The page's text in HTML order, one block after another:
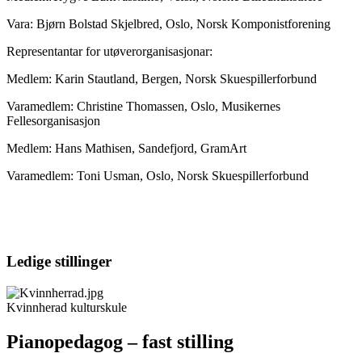
Vara: Bjørn Bolstad Skjelbred, Oslo, Norsk Komponistforening
Representantar for utøverorganisasjonar:
Medlem: Karin Stautland, Bergen, Norsk Skuespillerforbund
Varamedlem: Christine Thomassen, Oslo, Musikernes
Fellesorganisasjon
Medlem: Hans Mathisen, Sandefjord, GramArt
Varamedlem: Toni Usman, Oslo, Norsk Skuespillerforbund
Ledige stillinger
Kvinnherad kulturskule
Pianopedagog – fast stilling